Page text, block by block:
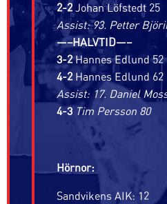
2-2Johan Löfstedt 25
Assist: 93. Petter
—–HALVTID—–
3-2Hannes Edlund 52
4-2 Hannes Edlund 62
Assist: 17. Daniel
4-3 Tim Persson 80
Hörnor:
Sandvikens AIK: 12